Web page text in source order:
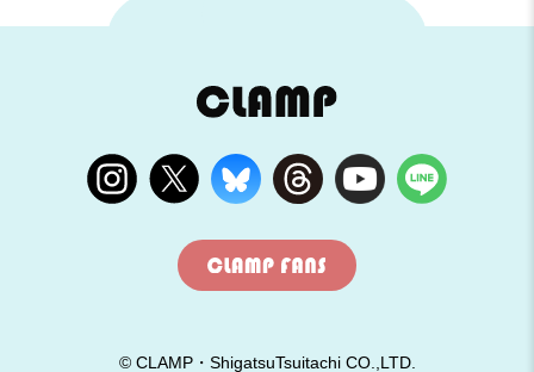
© CLAMP・ShigatsuTsuitachi CO.,LTD.